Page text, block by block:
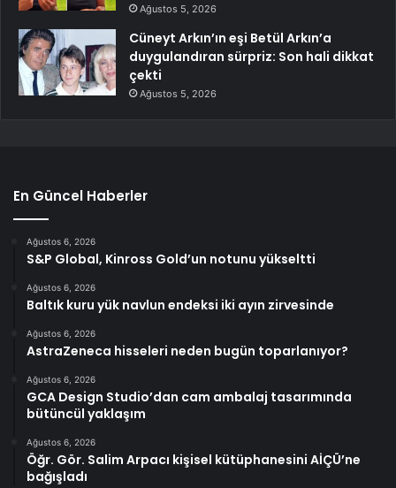
Ağustos 5, 2026
Cüneyt Arkın’ın eşi Betül Arkın’a
duygulandıran sürpriz: Son hali dikkat
çekti
Ağustos 5, 2026
En Güncel Haberler
Ağustos 6, 2026
S&P Global, Kinross Gold’un notunu yükseltti
Ağustos 6, 2026
Baltık kuru yük navlun endeksi iki ayın zirvesinde
Ağustos 6, 2026
AstraZeneca hisseleri neden bugün toparlanıyor?
Ağustos 6, 2026
GCA Design Studio’dan cam ambalaj tasarımında
bütüncül yaklaşım
Ağustos 6, 2026
Öğr. Gör. Salim Arpacı kişisel kütüphanesini AİÇÜ’ne
bağışladı